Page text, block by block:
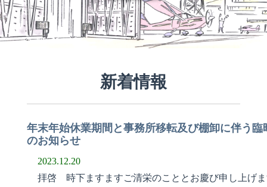
新着情報
年末年始休業期間と事務所移転及び棚卸に伴う臨
のお知らせ
2023.12.20
拝啓 時下ますますご清栄のこととお慶び申し上げ